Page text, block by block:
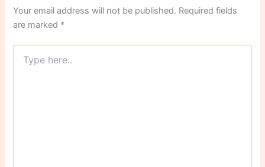
Your email address will not be published. Required fields
are marked *
here..